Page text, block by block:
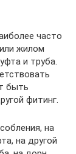
часто
жилом
и труба.
быть
фитинг.
на
на другой